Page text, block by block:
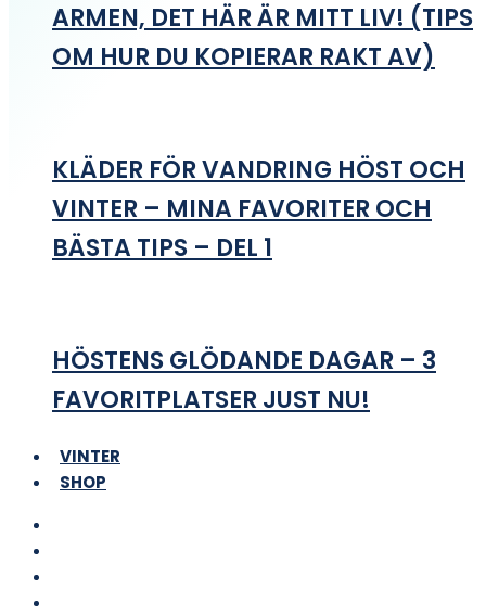
ARMEN, DET HÄR ÄR MITT LIV! (TIPS
OM HUR DU KOPIERAR RAKT AV)
KLÄDER FÖR VANDRING HÖST OCH
VINTER – MINA FAVORITER OCH
BÄSTA TIPS – DEL 1
HÖSTENS GLÖDANDE DAGAR – 3
FAVORITPLATSER JUST NU!
VINTER
SHOP